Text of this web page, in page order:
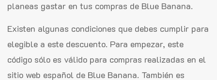
planeas gastar en tus compras de Blue Banana.
Existen algunas condiciones que debes cumplir para
elegible a este descuento. Para empezar, este
código sólo es válido para compras realizadas en el
sitio web español de Blue Banana. También es